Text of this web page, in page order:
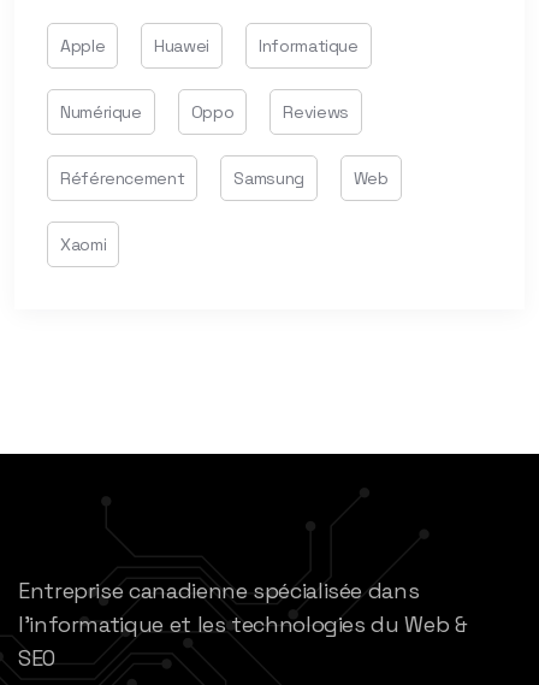
Apple Huawei Informatique
Numérique Oppo Reviews
Référencement Samsung Web
Xaomi
Entreprise canadienne spécialisée dans
l’informatique et les technologies du Web &
SEO